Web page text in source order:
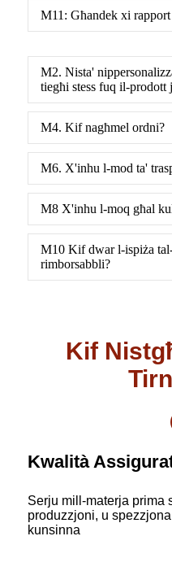
M11: Għandek xi rapport
M2. Nista'
tiegħi stess fuq il-prodott
M4. Kif nagħmel ordni?
M6. X'inhu l-mod ta'
M8 X'inhu l-moq għal
M10 Kif dwar l-ispiża
rimborsabbli?
Kif
Kwalità
Serju mill-materja prima
produzzjoni, u
kunsinna